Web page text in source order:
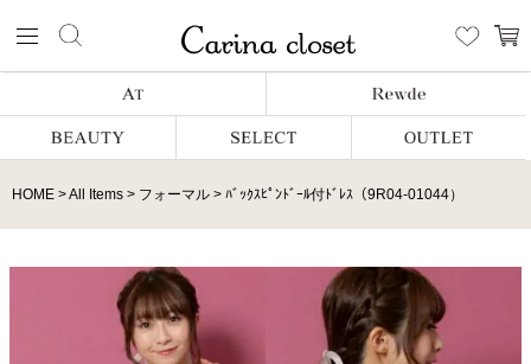
HOME All Items フォーマル ﾊﾞｯｸｽﾋﾟﾝﾄﾞｰﾙ付ﾄﾞﾚｽ（9R04-01044）